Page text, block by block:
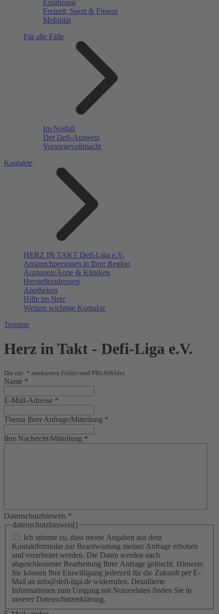
Ernährung
Freizeit, Sport & Fitness
Mobilität
Für alle Fälle
Im Notfall
Der Defi-Ausweis
Vorsorgevollmacht
Kontakte
HERZ IN TAKT Defi-Liga e.V.
Ansprechpersonen in Ihrer Region
Ärztinnen/Ärzte & Kliniken
Herstelleradressen
Apotheken
Hilfe im Netz
Weitere wichtige Kontakte
Termine
Herz in Takt - Defi-Liga e.V.
Die mit * markierten Felder sind Pflichtfelder
Name *
E-Mail-Adresse *
Thema Ihrer Anfrage/Mitteilung *
Ihre Nachricht/Mitteilung *
Datenschutzhinweis *
datenschutzhinweis[]
Ich stimme zu, dass meine Angaben aus dem
Kontaktformular zur Beantwortung meiner Anfrage erhoben
und verarbeitet werden. Die Daten werden nach
abgeschlossener Bearbeitung Ihrer Anfrage gelöscht. Hinweis:
Sie können Ihre Einwilligung jederzeit für die Zukunft per E-
Mail an info@defi-liga.de widerrufen. Detaillierte
Informationen zum Umgang mit Nutzerdaten finden Sie in
unserer Datenschutzerklärung.